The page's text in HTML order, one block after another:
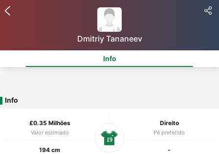
Dmitriy Tananeev
Info
Info
£0.35 Milhões
Valor estimado
Direito
Pé preferido
194 cm -
19